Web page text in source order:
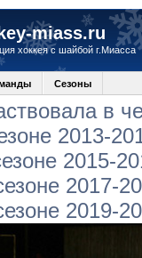
miass.ru
хоккея с шайбой г.Миасса
Сезоны
в
2013-
2015-
2017-
2019-